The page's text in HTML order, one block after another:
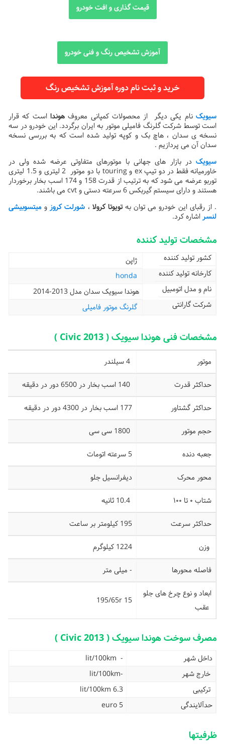
قیمت گذاری و افت خودرو
آموزش تشخیص رنگ و فنی خودرو
خرید و ثبت نام دوره آموزش تشخیص رنگ
سیویک نام یکی دیگر از محصولات کمپانی معروف هوندا است که قرار
است توسط شرکت گلرنگ فامیلی موتور به ایران برگردد. این خودرو در سه
نسخه ی سدان ، هاچ بک و کوپه تولید شده است که به بررسی نسخه
سدان آن می پردازیم .
سیویک در بازار های جهانی با موتورهای متفاوتی عرضه شده ولی در
خاورمیانه فقط در دو تیپ ex و touring با دو موتور 2 لیتری و 1.5 لیتری
توربو عرضه می شود که به ترتیب از قدرت 158 و 174 اسب بخار برخوردار
هستند و دارای سیستم گیربکس 6 سرعته دستی و cvt می باشند.
. از رقبای این خودرو می توان بهتویوتا کرولا ، شورلت کروز و میتسوبیشی
لنسر اشاره کرد.
مشخصات تولید کننده
کشور تولید کننده
ژاپن
کارخانه تولید کننده
honda
نام و مدل اتومبیل
هوندا سیویک سدان مدل 2013-2014
شرکت گارانتی
گلرنگ موتور فامیلی
مشخصات فنی هوندا سیویک ( Civic 2013 )
موتور
حداکثر قدرت
حداکثر گشتاور 177 اسب بخار در 4300 دور در دقیقه
حجم موتور
جعبه دنده 5 سرعته اتومات
محور محرک دیفرانسیل جلو
شتاب ۰ تا ۱۰۰
حداکثر سرعت 195 کیلومتر بر ساعت
وزن 1224 کیلوگرم
فاصله محورها - میلی متر
ابعاد و نوع چرخ های جلو
عقب
195/65r 15
مصرف سوخت هوندا سیویک ( Civic 2013 )
داخل شهر
- lit/100km
خارج شهر
-lit/100km
ترکیبی
6.3 lit/100km
حدآلایندگی
euro 5
ظرفیتها